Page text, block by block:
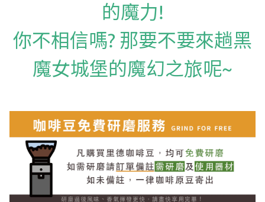
的魔力!
你不相信嗎? 那要不要來趟黑
魔女城堡的魔幻之旅呢~